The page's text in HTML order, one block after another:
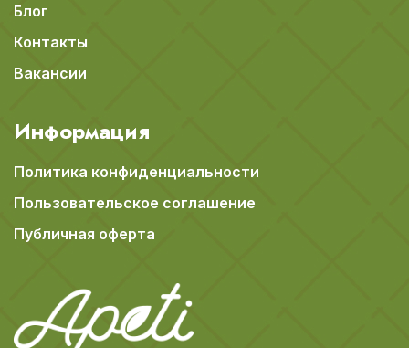
Блог
Контакты
Вакансии
Информация
Политика конфиденциальности
Пользовательское соглашение
Публичная оферта